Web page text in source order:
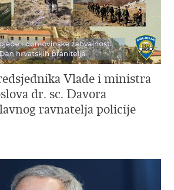
Vlade i ministra
dr. sc. Davora
ravnatelja policije